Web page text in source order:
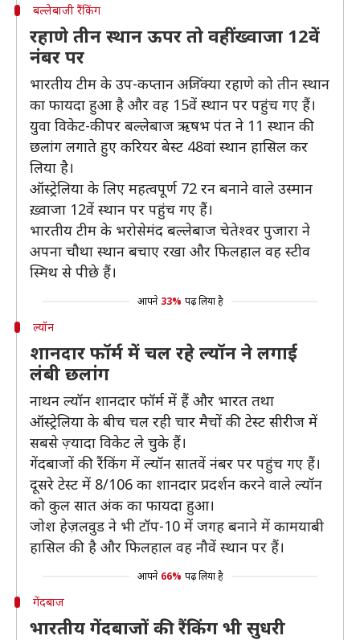
बल्लेबाजी रैंकिंग
रहाणे तीन स्थान ऊपर तो वहीं ख्वाजा 12वें
नंबर पर
भारतीय टीम के उप-कप्तान अजिंक्या रहाणे को तीन स्थान
का फायदा हुआ है और वह 15वें स्थान पर पहुंच गए हैं।
युवा विकेट-कीपर बल्लेबाज ऋषभ पंत ने 11 स्थान की
छलांग लगाते हुए करियर बेस्ट 48वां स्थान हासिल कर
लिया है।
ऑस्ट्रेलिया के लिए महत्वपूर्ण 72 रन बनाने वाले उस्मान
ख़्वाजा 12वें स्थान पर पहुंच गए हैं।
भारतीय टीम के भरोसेमंद बल्लेबाज चेतेश्वर पुजारा ने
अपना चौथा स्थान बचाए रखा और फिलहाल वह स्टीव
स्मिथ से पीछे हैं।
आपने 33% पढ़ लिया है
ल्यॉन
शानदार फॉर्म में चल रहे ल्यॉन ने लगाई
लंबी छलांग
नाथन ल्यॉन शानदार फॉर्म में हैं और भारत तथा
ऑस्ट्रेलिया के बीच चल रही चार मैचों की टेस्ट सीरीज में
सबसे ज़्यादा विकेट ले चुके हैं।
गेंदबाजों की रैंकिंग में ल्यॉन सातवें नंबर पर पहुंच गए हैं।
दूसरे टेस्ट में 8/106 का शानदार प्रदर्शन करने वाले ल्यॉन
को कुल सात अंक का फायदा हुआ।
जोश हेज़लवुड ने भी टॉप-10 में जगह बनाने में कामयाबी
हासिल की है और फिलहाल वह नौवें स्थान पर हैं।
आपने 66% पढ़ लिया है
गेंदबाज
भारतीय गेंदबाजों की रैंकिंग भी सुधरी